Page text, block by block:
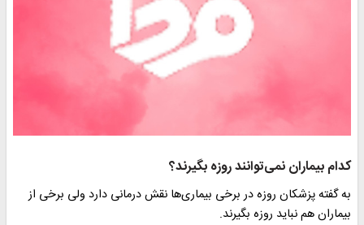
کدام بیماران نمی‌توانند روزه بگیرند؟
به گفته پزشکان روزه در برخی بیماری‌ها نقش درمانی دارد ولی برخی از
بیماران هم نباید روزه بگیرند.